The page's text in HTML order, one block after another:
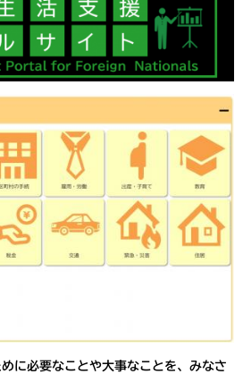
に必要なことや大事なことを、みなさ